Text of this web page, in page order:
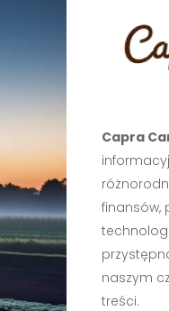
Capra
finansów,
naszym
treści.